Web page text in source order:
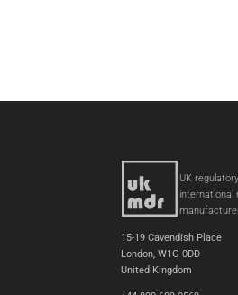
UK
international
15-19 Cavendish Place
London, W1G 0DD
United Kingdom